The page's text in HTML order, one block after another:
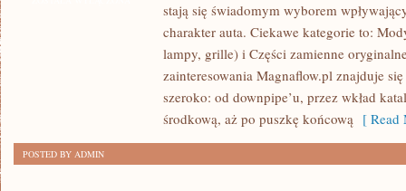
PNEUMATYCZNE
stają się świadomym wyborem
charakter auta. Ciekawe kategorie to:
lampy, grille) i Części zamienne
zainteresowania Magnaflow.pl znajduje
szeroko: od downpipe’u, przez wkład
środkową, aż po puszkę końcową [ Read
POSTED BY ADMIN